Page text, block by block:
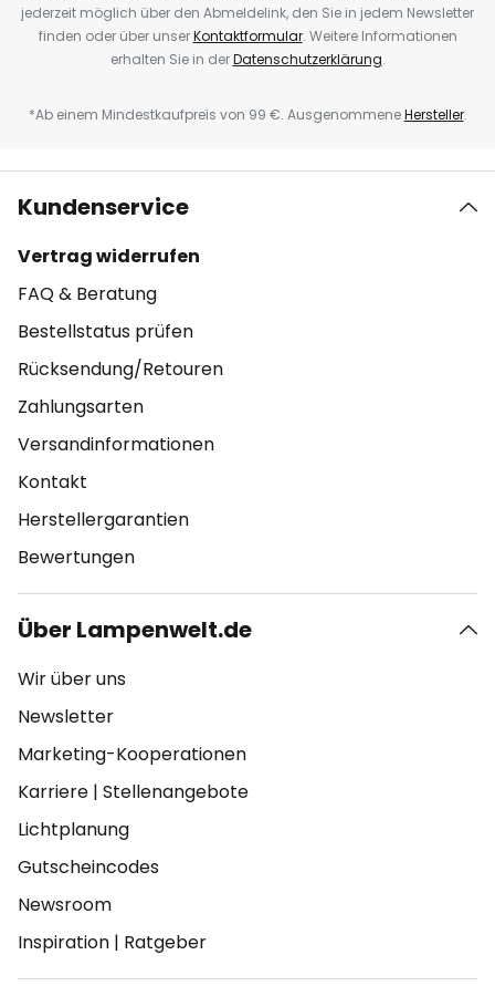
jederzeit möglich über den Abmeldelink, den Sie in jedem Newsletter
finden oder über unserKontaktformular. Weitere Informationen
erhalten Sie in derDatenschutzerklärung.
*Ab einem Mindestkaufpreis von 99 €. AusgenommeneHersteller.
Kundenservice
Vertrag widerrufen
FAQ & Beratung
Bestellstatus prüfen
Rücksendung/Retouren
Zahlungsarten
Versandinformationen
Kontakt
Herstellergarantien
Bewertungen
Über Lampenwelt.de
Wir über uns
Newsletter
Marketing-Kooperationen
Karriere | Stellenangebote
Lichtplanung
Gutscheincodes
Newsroom
Inspiration | Ratgeber